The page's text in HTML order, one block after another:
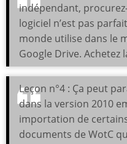
indépendant,
logiciel n’est pas
monde utilise dans le
Google Drive. Achetez
Leçon n°4 : Ça peut
dans la version 2010
importation de
documents de WotC